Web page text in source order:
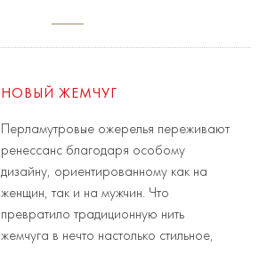
НОВЫЙ ЖЕМЧУГ
Перламутровые ожерелья переживают
ренессанс благодаря особому
дизайну, ориентированному как на
женщин, так и на мужчин. Что
превратило традиционную нить
жемчуга в нечто настолько стильное,